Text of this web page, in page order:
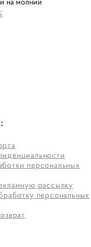
персональных
рассылку
персональных